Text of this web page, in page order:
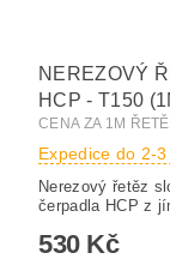
NEREZOVÝ
HCP - T150
CENA ZA 1M
Expedice do 2-
Nerezový řetěz
čerpadla HCP z
530 Kč